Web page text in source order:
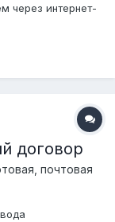
через интернет-
оплачивала ИПН
договор
почтовая